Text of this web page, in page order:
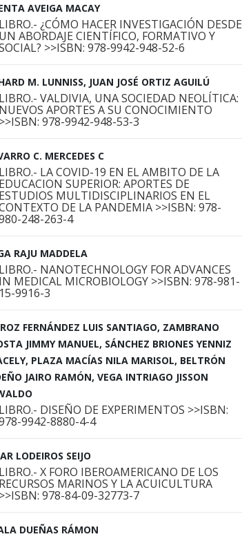
AVEIGA MACAY
LIBRO.- ¿CÓMO HACER INVESTIGACIÓN DESDE
UN ABORDAJE CIENTÍFICO, FORMATIVO Y
>>ISBN: 978-9942-948-52-6
M. LUNNISS, JUAN JOSÉ ORTIZ AGUILÚ
LIBRO.- VALDIVIA, UNA SOCIEDAD NEOLÍTICA:
NUEVOS APORTES A SU CONOCIMIENTO
>>ISBN: 978-9942-948-53-3
C. MERCEDES C
LIBRO.- LA COVID-19 EN EL AMBITO DE LA
EDUCACION SUPERIOR: APORTES DE
ESTUDIOS MULTIDISCIPLINARIOS EN EL
DE LA PANDEMIA >>ISBN: 978-
248-263-4
RAJU MADDELA
LIBRO.- NANOTECHNOLOGY FOR ADVANCES
IN MEDICAL MICROBIOLOGY >>ISBN: 978-981-
15-9916-3
FERNÁNDEZ LUIS SANTIAGO, ZAMBRANO
JIMMY MANUEL, SÁNCHEZ BRIONES YENNIZ
PLAZA MACÍAS NILA MARISOL, BELTRÓN
JAIRO RAMÓN, VEGA INTRIAGO JISSON
LIBRO.- DISEÑO DE EXPERIMENTOS >>ISBN:
9942-8880-4-4
LODEIROS SEIJO
LIBRO.- X FORO IBEROAMERICANO DE LOS
RECURSOS MARINOS Y LA ACUICULTURA
>>ISBN: 978-84-09-32773-7
DUEÑAS RÁMON